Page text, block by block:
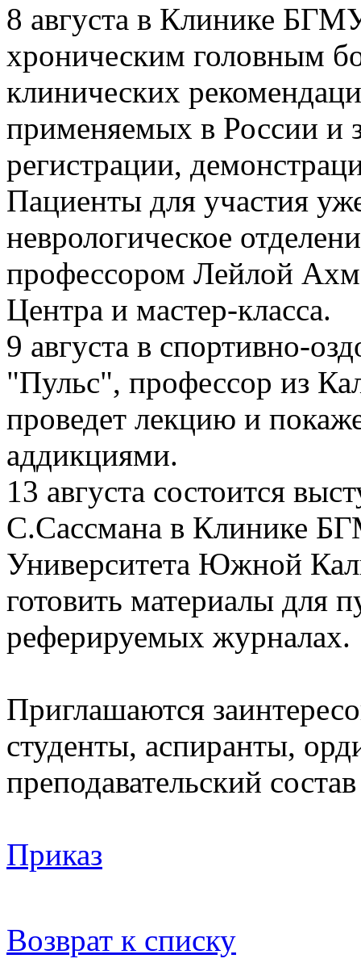
8 августа в Клинике
хроническим головным
клинических
применяемых в России и
регистрации,
Пациенты для участия
неврологическое
профессором Лейлой
Центра и мастер-класса.
9 августа в спортивно-
"Пульс", профессор из
проведет лекцию и
аддикциями.
13 августа состоится
С.Сассмана в Клинике
Университета Южной
готовить материалы для
реферируемых журналах.
Приглашаются
студенты, аспиранты,
преподавательский
Приказ
Возврат к списку